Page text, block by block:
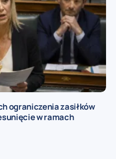
ograniczenia zasiłków
w ramach